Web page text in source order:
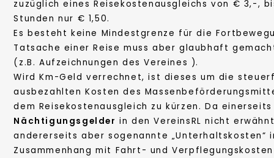
zuzüglich eines Reisekostenausgleichs von € 3,-,
Stunden nur € 1,50.
Es besteht keine Mindestgrenze für die
Tatsache einer Reise muss aber glaubhaft
(z.B. Aufzeichnungen des Vereines ).
Wird Km-Geld verrechnet, ist dieses um die
ausbezahlten Kosten des
dem Reisekostenausgleich zu kürzen. Da einerseits
Nächtigungsgelder in den VereinsRL nicht
andererseits aber sogenannte „Unterhaltskosten“
Zusammenhang mit Fahrt- und